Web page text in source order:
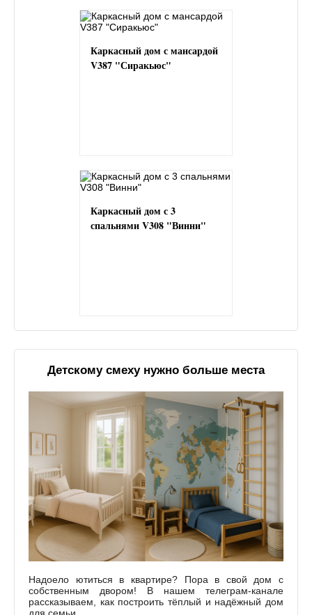
Каркасный дом с мансардой
V387 "Сиракьюс"
Каркасный дом с 3
спальнями V308 "Винни"
Детскому смеху нужно больше места
Надоело ютиться в квартире? Пора в свой дом с
собственным двором! В нашем телеграм-канале
рассказываем, как построить тёплый и надёжный дом